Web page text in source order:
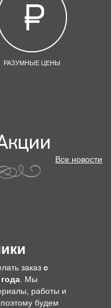
РАЗУМНЫЕ ЦЕНЫ
Все новости
заказ с
. Мы
работы и
будем